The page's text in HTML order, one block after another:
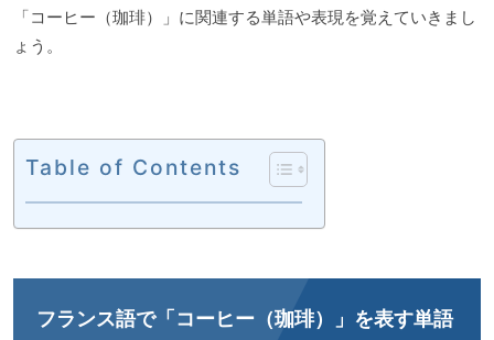
「コーヒー（珈琲）」に関連する単語や表現を覚えていきまし
ょう。
Table of Contents
フランス語で「コーヒー（珈琲）」を表す単語